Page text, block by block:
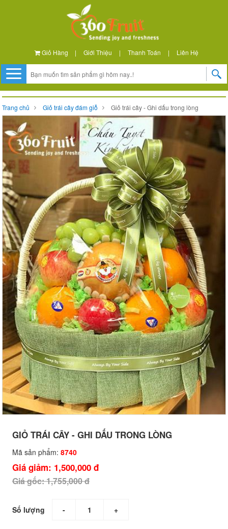
Giỏ Hàng | Giới Thiệu | Thanh Toán | Liên Hệ
Trang chủ Giỏ trái cây đám giỗ Giỏ trái cây - Ghi dấu trong lòng
GIỎ TRÁI CÂY - GHI DẤU TRONG LÒNG
Mã sản phẩm: 8740
Giá giảm: 1,500,000 đ
Giá gốc: 1,755,000 đ
Số lượng - +